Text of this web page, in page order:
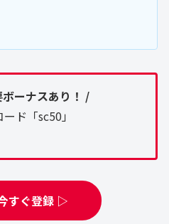
ーナスあり！ /
ド「sc50」
すぐ登録 ▷